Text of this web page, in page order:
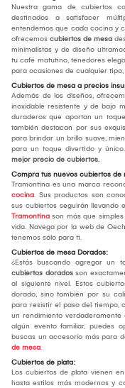
Nuestra gama de cubiertos
destinados a satisfacer
entendemos que cada cocina y
ofrecemos cubiertos de mesa
minimalistas y de diseño
tu café matutino, tenedores
para ocasiones de cualquier
Cubiertos de mesa a precios
Además de los diseños,
inoxidable resistente y de bajo
duraderos que aportan un
también destacan por sus
para brindar un brillo suave,
para un toque divertido y
mejor precio de cubiertos.
Compra tus nuevos cubiertos de
Tramontina es una marca
cocina. Sus productos son
sus cubiertos seguirán llevando
Tramontina son más que
vida. Navega por la web de
tenemos sólo para ti.
Cubiertos de mesa Dorados:
¿Estás buscando agregar un
cubiertos dorados son
al siguiente nivel. Estos
dorado, sino también por su
para resistir el paso del tiempo,
un rendimiento
algún evento familiar, puedes
buscas un accesorio más para
de mesa.
Cubiertos de plata:
Los cubiertos de plata vienen
hasta estilos más modernos y